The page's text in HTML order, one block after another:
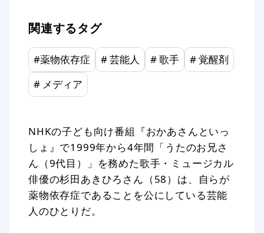
関連するタグ
#薬物依存症 #芸能人 #歌手 #覚醒剤
# メディア
NHKの子ども向け番組『おかあさんといっ
しょ』で1999年から4年間「うたのお兄さ
ん（9代目）」を務めた歌手・ミュージカル
俳優の杉田あきひろさん（58）は、自らが
薬物依存症であることを公にしている芸能
人のひとりだ。